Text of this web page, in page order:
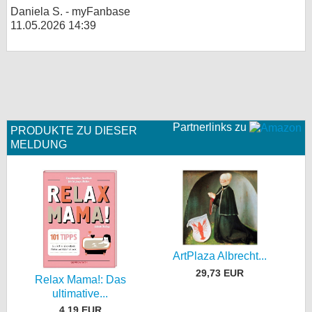
Daniela S. - myFanbase
11.05.2026 14:39
Partnerlinks zu
PRODUKTE ZU DIESER
MELDUNG
Relax Mama!: Das
ultimative...
ArtPlaza Albrecht...
29,73 EUR